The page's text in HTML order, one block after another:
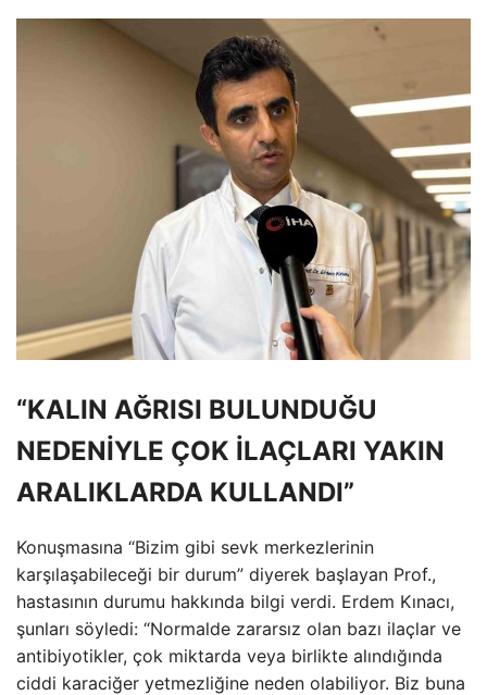
“KALIN AĞRISI BULUNDUĞU
NEDENİYLE ÇOK İLAÇLARI YAKIN
ARALIKLARDA KULLANDI”
Konuşmasına “Bizim gibi sevk merkezlerinin
karşılaşabileceği bir durum” diyerek başlayan Prof.,
hastasının durumu hakkında bilgi verdi. Erdem Kınacı,
şunları söyledi: “Normalde zararsız olan bazı ilaçlar ve
antibiyotikler, çok miktarda veya birlikte alındığında
ciddi karaciğer yetmezliğine neden olabiliyor. Biz buna